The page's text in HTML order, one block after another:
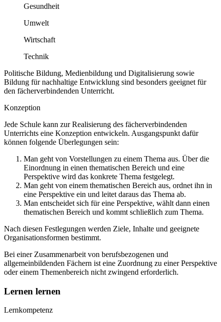
Gesundheit
Umwelt
Wirtschaft
Technik
Politische Bildung, Medienbildung und Digitalisierung sowie
Bildung für nachhaltige Entwicklung sind besonders geeignet für
den fächerverbindenden Unterricht.
Konzeption
Jede Schule kann zur Realisierung des fächerverbindenden
Unterrichts eine Konzeption entwickeln. Ausgangspunkt dafür
können folgende Überlegungen sein:
Man geht von Vorstellungen zu einem Thema aus. Über die
Einordnung in einen thematischen Bereich und eine
Perspektive wird das konkrete Thema festgelegt.
Man geht von einem thematischen Bereich aus, ordnet ihn in
eine Perspektive ein und leitet daraus das Thema ab.
Man entscheidet sich für eine Perspektive, wählt dann einen
thematischen Bereich und kommt schließlich zum Thema.
Nach diesen Festlegungen werden Ziele, Inhalte und geeignete
Organisationsformen bestimmt.
Bei einer Zusammenarbeit von berufsbezogenen und
allgemeinbildenden Fächern ist eine Zuordnung zu einer Perspektive
oder einem Themenbereich nicht zwingend erforderlich.
Lernen lernen
Lernkompetenz